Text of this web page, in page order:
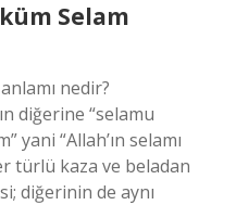
Selam
nedir?
diğerine “selamu
yani “Allah’ın selamı
türlü kaza ve beladan
diğerinin de aynı